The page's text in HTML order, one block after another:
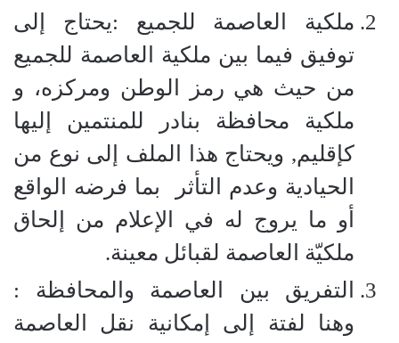
ملكية العاصمة للجميع :يحتاج إلى
توفيق فيما بين ملكية العاصمة للجميع
من حيث هي رمز الوطن ومركزه، و
ملكية محافظة بنادر للمنتمين إليها
كإقليم, ويحتاج هذا الملف إلى نوع من
الحيادية وعدم التأثر
بما فرضه الواقع
أو ما يروج له في الإعلام من إلحاق
ملكيّة العاصمة لقبائل معينة.
التفريق بين العاصمة والمحافظة :
وهنا لفتة إلى إمكانية نقل العاصمة